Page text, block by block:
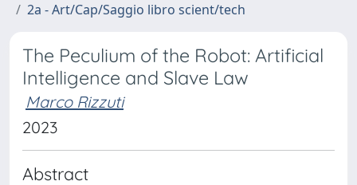
2a - Art/Cap/Saggio libro scient/tech
The Peculium of the Robot: Artificial
Intelligence and Slave Law
Marco Rizzuti
2023
Abstract